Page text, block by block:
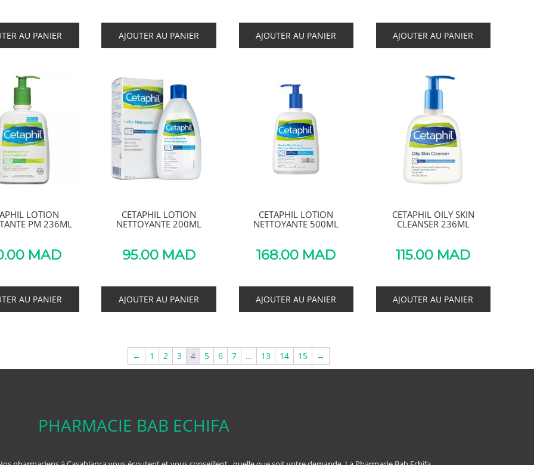
AU PANIER AJOUTER AU PANIER AJOUTER AU PANIER AJOUTER AU PANIER
LOTION
PM 236ML
MAD
AU PANIER
CETAPHIL LOTION
NETTOYANTE 200ML
95.00 MAD
AJOUTER AU PANIER
CETAPHIL LOTION
NETTOYANTE 500ML
168.00 MAD
AJOUTER AU PANIER
CETAPHIL OILY SKIN
CLEANSER 236ML
115.00 MAD
AJOUTER AU PANIER
← 1 2 3 4 5 6 7 … 13 14 15 →
PHARMACIE BAB ECHIFA